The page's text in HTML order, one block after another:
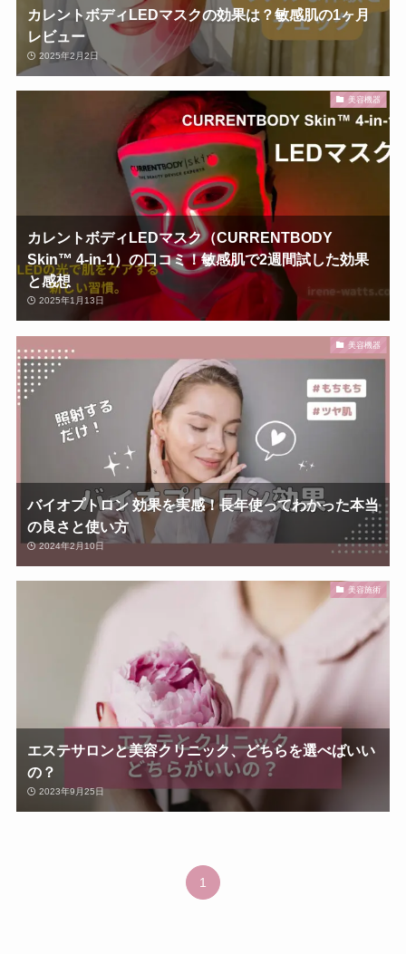
カレントボディLEDマスクの効果は？敏感肌の1ヶ月
レビュー
2025年2月2日
美容機器
カレントボディLEDマスク（CURRENTBODY
Skin™ 4-in-1）の口コミ！敏感肌で2週間試した効果
と感想
2025年1月13日
美容機器
バイオプトロン 効果を実感！長年使ってわかった本当
の良さと使い方
2024年2月10日
美容施術
エステサロンと美容クリニック、どちらを選べばいい
の？
2023年9月25日
1